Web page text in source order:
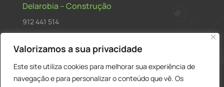
Valorizamos a sua privacidade
Este site utiliza cookies para melhorar sua experiência de
navegação e para personalizar o conteúdo que vê. Os
Delarobia – Construção
912 441 514
R. António Andrade, 1171
2820-287 • Charneca de Caparica